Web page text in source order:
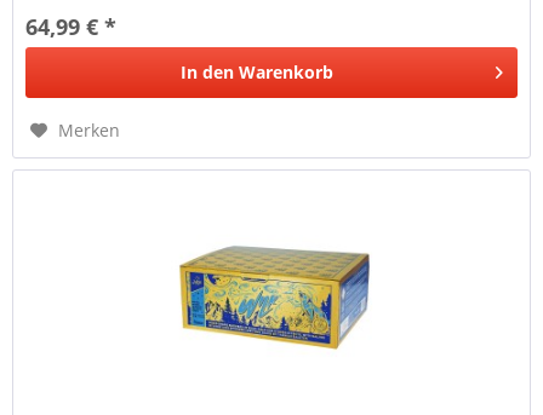
64,99 € *
In den Warenkorb
Merken